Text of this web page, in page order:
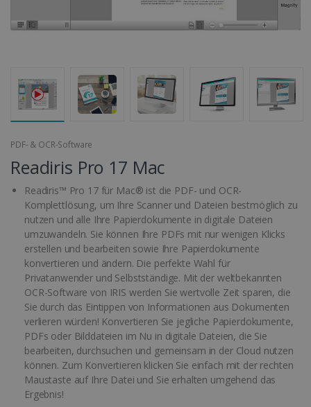
PDF- & OCR-Software
Readiris Pro 17 Mac
Readiris™ Pro 17 für Mac® ist die PDF- und OCR-
Komplettlösung, um Ihre Scanner und Dateien bestmöglich zu
nutzen und alle Ihre Papierdokumente in digitale Dateien
umzuwandeln. Sie können Ihre PDFs mit nur wenigen Klicks
erstellen und bearbeiten sowie Ihre Papierdokumente
konvertieren und ändern. Die perfekte Wahl für
Privatanwender und Selbstständige. Mit der weltbekannten
OCR-Software von IRIS werden Sie wertvolle Zeit sparen, die
Sie durch das Eintippen von Informationen aus Dokumenten
verlieren würden! Konvertieren Sie jegliche Papierdokumente,
PDFs oder Bilddateien im Nu in digitale Dateien, die Sie
bearbeiten, durchsuchen und gemeinsam in der Cloud nutzen
können. Zum Konvertieren klicken Sie einfach mit der rechten
Maustaste auf Ihre Datei und Sie erhalten umgehend das
Ergebnis!